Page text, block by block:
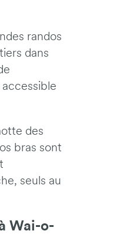
randos
dans
des
bras sont
seuls au
Wai-o-